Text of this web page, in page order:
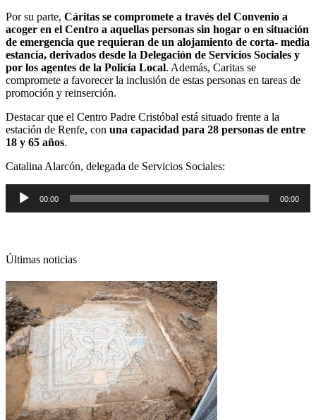
Por su parte, Cáritas se compromete a través del Convenio a
acoger en el Centro a aquellas personas sin hogar o en situación
de emergencia que requieran de un alojamiento de corta- media
estancia, derivados desde la Delegación de Servicios Sociales y
por los agentes de la Policía Local. Además, Caritas se
compromete a favorecer la inclusión de estas personas en tareas de
promoción y reinserción.
Destacar que el Centro Padre Cristóbal está situado frente a la
estación de Renfe, con una capacidad para 28 personas de entre
18 y 65 años.
Catalina Alarcón, delegada de Servicios Sociales:
Reproductor
audio
00:00 00:00
Últimas noticias